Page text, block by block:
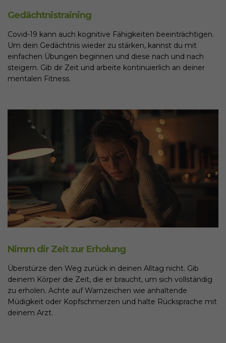
Gedächtnistraining
Covid-19 kann auch kognitive Fähigkeiten beeinträchtigen.
Um dein Gedächtnis wieder zu stärken, kannst du mit
einfachen Übungen beginnen und diese nach und nach
steigern. Gib dir Zeit und arbeite kontinuierlich an deiner
mentalen Fitness.
Nimm dir Zeit zur Erholung
Überstürze den Weg zurück in deinen Alltag nicht. Gib
deinem Körper die Zeit, die er braucht, um sich vollständig
zu erholen. Achte auf Warnzeichen wie anhaltende
Müdigkeit oder Kopfschmerzen und halte Rücksprache mit
deinem Arzt.